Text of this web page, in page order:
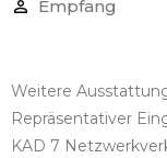
Empfang
Weitere
Repräsentativer
KAD 7